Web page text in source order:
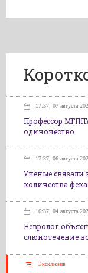
17:37, 07 августа
Профессор
одиночество
17:37, 06 августа
Ученые связали
количества
16:37, 04 августа
Невролог
слюнотечение
Эксклюзив